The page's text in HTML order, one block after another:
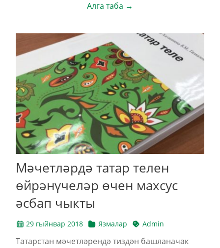
Алга таба →
Мәчетләрдә татар телен
өйрәнүчеләр өчен махсус
әсбап чыкты
29 гыйнвар 2018 Язмалар Admin
Татарстан мәчетләрендә тиздән башланачак